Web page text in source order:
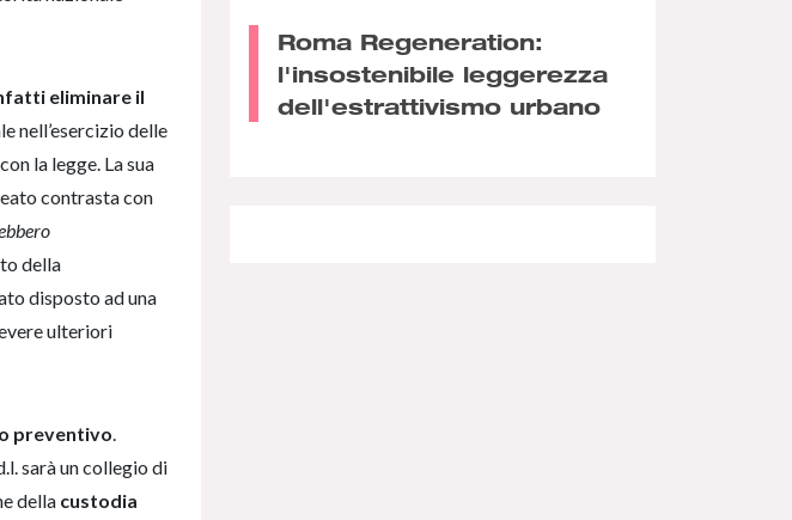
eliminare il
nell’esercizio delle
la legge. La sua
contrasta con
della
disposto ad una
ulteriori
preventivo
sarà un collegio di
della custodia
Roma Regeneration:
l'insostenibile leggerezza
dell'estrattivismo urbano